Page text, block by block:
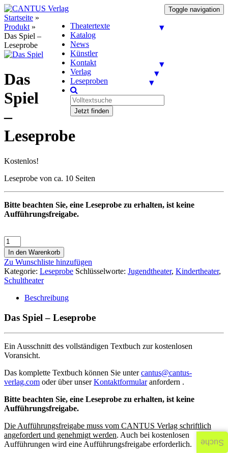
Toggle navigation
Theatertexte
Katalog
News
Künstler
Kontakt
Verlag
Leseproben
Jetzt finden
Startseite »
Produkt »
Das Spiel –
Leseprobe
Das
Spiel
–
Leseprobe
Kostenlos!
Leseprobe von ca. 10 Seiten
Bitte beachten Sie, eine Leseprobe zu erhalten, ist keine
Aufführungsfreigabe.
In den Warenkorb
Zu Wunschliste hinzufügen
Kategorie: Leseprobe Schlüsselworte: Jugendtheater, Kindertheater,
Schultheater
Beschreibung
Das Spiel – Leseprobe
Ein Ausschnitt des vollständigen Textbuch zur kostenlosen
Voransicht.
Das komplette Textbuch können Sie untercantus@cantus-
verlag.com oder über unserKontaktformularanfordern .
Bitte beachten Sie, eine Leseprobe zu erhalten, ist keine
Aufführungsfreigabe.
Die Aufführungsfreigabe muss vom CANTUS Verlag schriftlich
angefordert und genehmigt werden. Auch bei kostenlosen
Aufführungen wird eine Aufführungsfreigabe erforderlich.
Suche